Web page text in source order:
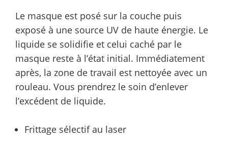
Le masque est posé sur la couche puis
exposé à une source UV de haute énergie. Le
liquide se solidifie et celui caché par le
masque reste à l’état initial. Immédiatement
après, la zone de travail est nettoyée avec un
rouleau. Vous prendrez le soin d’enlever
l’excédent de liquide.
Frittage sélectif au laser